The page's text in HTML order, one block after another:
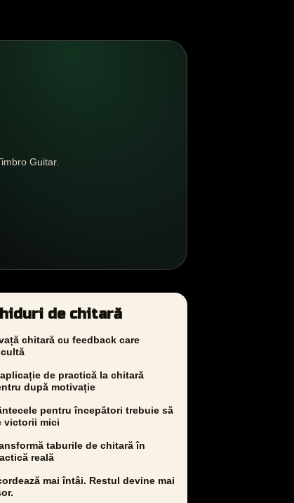
Guitar.
de chitară
chitară cu feedback care
de practică la chitară
după motivație
pentru începători trebuie să
victorii mici
taburile de chitară în
reală
mai întâi. Restul devine mai